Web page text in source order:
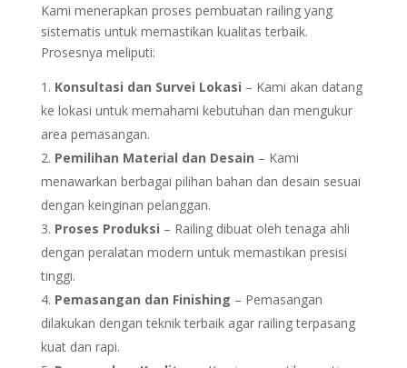
Kami menerapkan proses pembuatan railing yang
sistematis untuk memastikan kualitas terbaik.
Prosesnya meliputi:
Konsultasi dan Survei Lokasi – Kami akan datang
ke lokasi untuk memahami kebutuhan dan mengukur
area pemasangan.
Pemilihan Material dan Desain – Kami
menawarkan berbagai pilihan bahan dan desain sesuai
dengan keinginan pelanggan.
Proses Produksi – Railing dibuat oleh tenaga ahli
dengan peralatan modern untuk memastikan presisi
tinggi.
Pemasangan dan Finishing – Pemasangan
dilakukan dengan teknik terbaik agar railing terpasang
kuat dan rapi.